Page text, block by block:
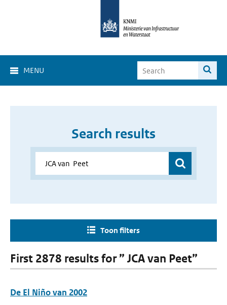
MENU
Search results
Toon filters
First 2878 results for ” JCA van Peet”
De El Niño van 2002